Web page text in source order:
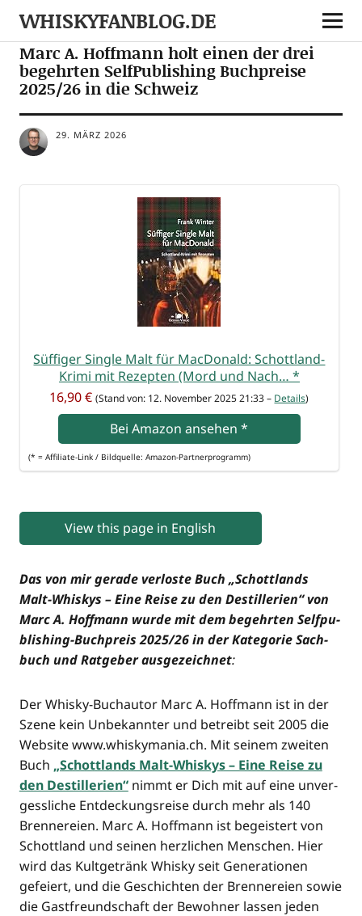
WHISKYFANBLOG.DE
MEDIA NEWS
Marc A. Hoffmann holt einen der drei
begehrten SelfPublishing Buchpreise
2025/26 in die Schweiz
29. MÄRZ 2026
Süf­fi­ger Sin­gle Malt für Mac­Do­nald: Schott­land-
Kri­mi mit Rezep­ten (Mord und Nach… *
16,90 € (Stand von: 12. Novem­ber 2025 21:33 – Details)
Bei Ama­zon anse­hen*
(* = Affi­lia­te-Link / Bild­quel­le: Amazon-Partnerprogramm)
View this page in English
Das von mir gera­de ver­los­te Buch „Schott­lands
Malt-Whis­kys – Eine Rei­se zu den Destil­le­rien“ von
Marc A. Hoff­mann wur­de mit dem begehr­ten Self­pu­
bli­shing-Buch­preis 2025/26 in der Kate­go­rie Sach­
buch und Rat­ge­ber aus­ge­zeich­net:
Der Whis­ky-Buch­au­tor Marc A. Hoff­mann ist in der
Sze­ne kein Unbe­kann­ter und betreibt seit 2005 die
Web­site www.whiskymania.ch. Mit sei­nem zwei­ten
Buch „Schott­lands Malt-Whis­kys – Eine Rei­se zu
den Destil­le­rien“nimmt er Dich mit auf eine unver­
gess­li­che Ent­de­ckungs­rei­se durch mehr als 140
Bren­ne­rei­en. Marc A. Hoff­mann ist begeis­tert von
Schott­land und sei­nen herz­li­chen Men­schen. Hier
wird das Kult­ge­tränk Whis­ky seit Gene­ra­tio­nen
gefei­ert, und die Geschich­ten der Bren­ne­rei­en sowie
die Gast­freund­schaft der Bewoh­ner las­sen jeden